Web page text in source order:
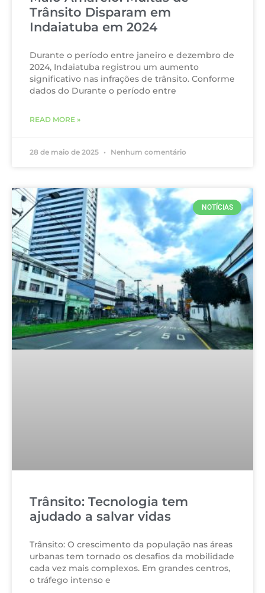
Trânsito Disparam em
Indaiatuba em 2024
Durante o período entre janeiro e dezembro de
2024, Indaiatuba registrou um aumento
significativo nas infrações de trânsito. Conforme
dados do Durante o período entre
READ MORE »
28 de maio de 2025 Nenhum comentário
NOTÍCIAS
Trânsito: Tecnologia tem
ajudado a salvar vidas
Trânsito: O crescimento da população nas áreas
urbanas tem tornado os desafios da mobilidade
cada vez mais complexos. Em grandes centros,
o tráfego intenso e